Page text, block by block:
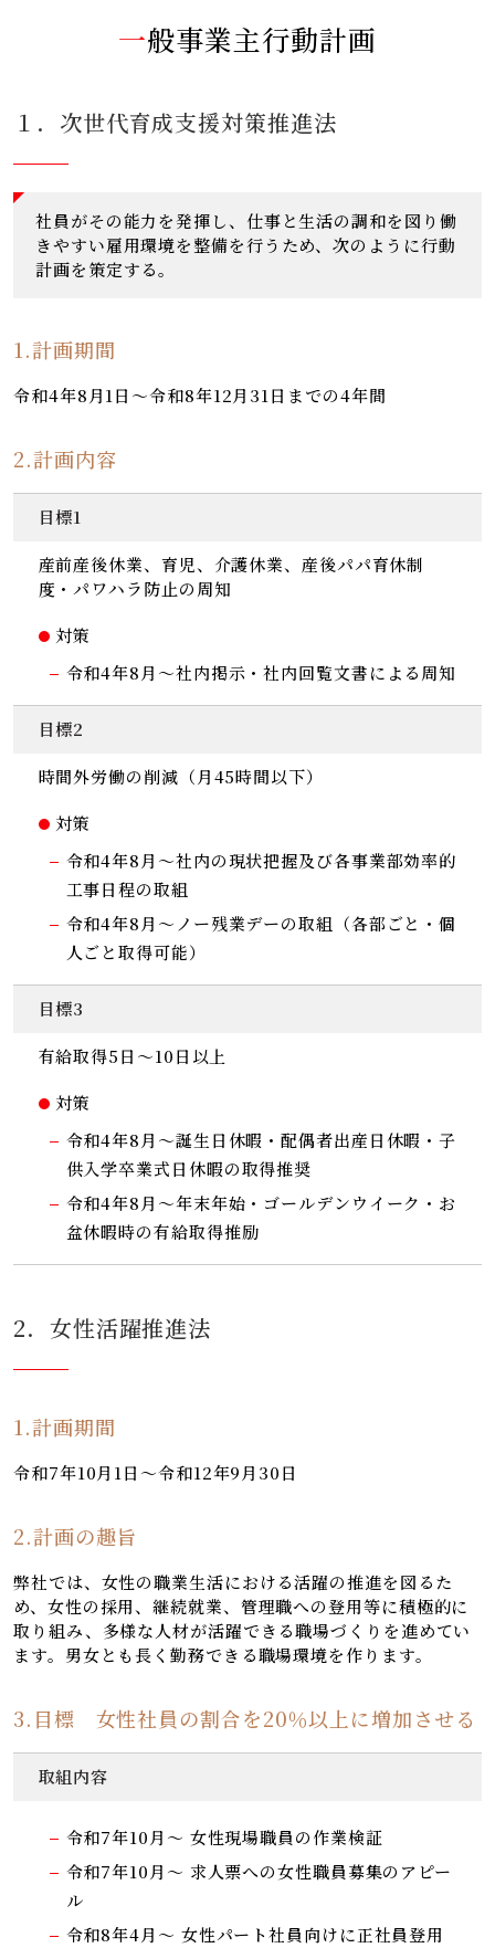
一般事業主行動計画
１．次世代育成支援対策推進法
社員がその能力を発揮し、仕事と生活の調和を図り働
きやすい雇用環境を整備を行うため、次のように行動
計画を策定する。
1.計画期間
令和4年8月1日～令和8年12月31日までの4年間
2.計画内容
目標1
産前産後休業、育児、介護休業、産後パパ育休制
度・パワハラ防止の周知
対策
令和4年8月～社内掲示・社内回覧文書による周知
目標2
時間外労働の削減（月45時間以下）
対策
令和4年8月～社内の現状把握及び各事業部効率的
工事日程の取組
令和4年8月～ノー残業デーの取組（各部ごと・個
人ごと取得可能）
目標3
有給取得5日～10日以上
対策
令和4年8月～誕生日休暇・配偶者出産日休暇・子
供入学卒業式日休暇の取得推奨
令和4年8月～年末年始・ゴールデンウイーク・お
盆休暇時の有給取得推励
2．女性活躍推進法
1.計画期間
令和7年10月1日～令和12年9月30日
2.計画の趣旨
弊社では、女性の職業生活における活躍の推進を図るた
め、女性の採用、継続就業、管理職への登用等に積極的に
取り組み、多様な人材が活躍できる職場づくりを進めてい
ます。男女とも長く勤務できる職場環境を作ります。
3.目標 女性社員の割合を20％以上に増加させる
取組内容
令和7年10月～ 女性現場職員の作業検証
令和7年10月～ 求人票への女性職員募集のアピー
ル
令和8年4月～ 女性パート社員向けに正社員登用